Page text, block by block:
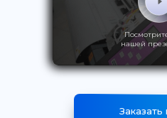
нашей
Заказать